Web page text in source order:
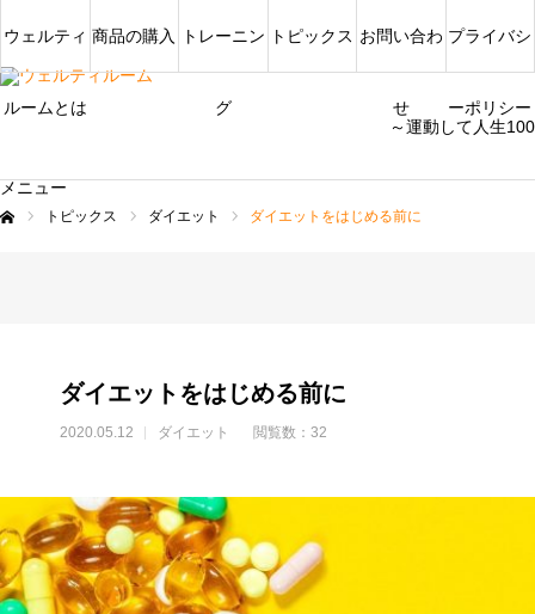
～運動して人生
メニュー
ウェルティ
ルームとは
商品の購入 トレーニン
グ
トピックス お問い合わ
せ
プライバシ
ーポリシー
トピックス ダイエット ダイエットをはじめる前に
ダイエットをはじめる前に
2020.05.12 ダイエット 閲覧数：32